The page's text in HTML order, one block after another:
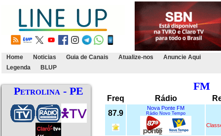
Home Noticias Guia de Canais Atualize-nos
Anuncie Aqui
Legenda
BLUP
Petrolina - PE FM
Freq Rádio
87.9
Nova Ponte FM
Rádio Novo Tempo